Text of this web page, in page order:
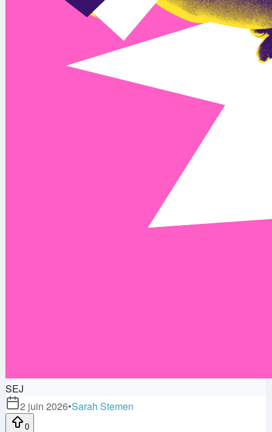
SEJ
2 juin 2026•Sarah Stemen
0